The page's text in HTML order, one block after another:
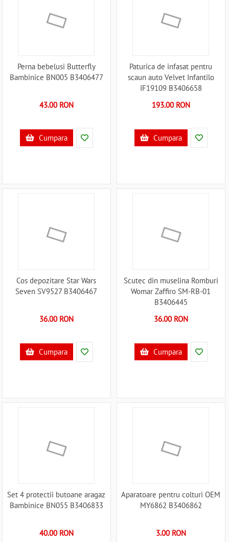
Perna bebelusi Butterfly
Bambinice BN005 B3406477
43.00 RON
Cumpara
Paturica de infasat pentru
scaun auto Velvet Infantilo
IF19109 B3406658
193.00 RON
Cumpara
Cos depozitare Star Wars
Seven SV9527 B3406467
36.00 RON
Cumpara
Scutec din muselina Romburi
Womar Zaffiro SM-RB-01
B3406445
36.00 RON
Cumpara
Set 4 protectii butoane aragaz
Bambinice BN055 B3406833
40.00 RON
Aparatoare pentru colturi OEM
MY6862 B3406862
3.00 RON